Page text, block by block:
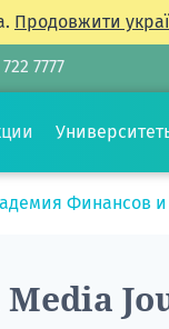
Продовжити
7777
Финансов и
Media